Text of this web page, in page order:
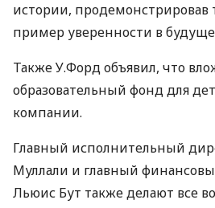
истории, продемонстрировав
пример уверенности в
Также У.Форд объявил, что
образовательный фонд для
компании.
Главный исполнительный
Муллали и главный
Льюис Бут также делают все